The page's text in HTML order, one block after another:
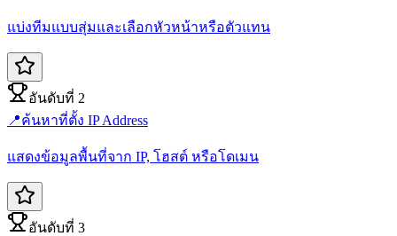
แบ่งทีมแบบสุ่มและเลือกหัวหน้าหรือตัวแทน
อันดับที่ 2
📍ค้นหาที่ตั้ง IP Address
แสดงข้อมูลพื้นที่จาก IP, โฮสต์ หรือโดเมน
อันดับที่ 3